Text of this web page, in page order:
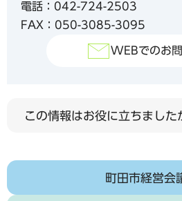
電話：042-724-2503
FAX：050-3085-3095
WEBでのお
この情報はお役に立ちました
町田市経営会